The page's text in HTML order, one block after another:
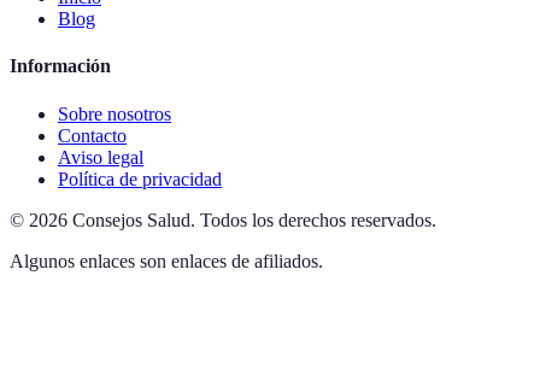
Blog
Información
Sobre nosotros
Contacto
Aviso legal
Política de privacidad
© 2026 Consejos Salud. Todos los derechos reservados.
Algunos enlaces son enlaces de afiliados.